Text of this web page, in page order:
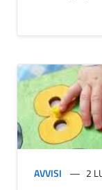
AVVISI 2